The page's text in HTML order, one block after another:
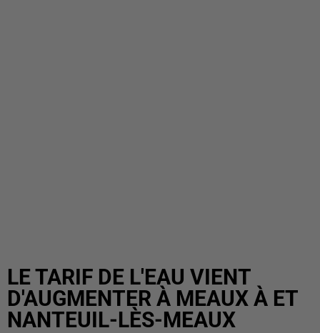
LE TARIF DE L'EAU VIENT
D'AUGMENTER À MEAUX À ET
NANTEUIL-LÈS-MEAUX